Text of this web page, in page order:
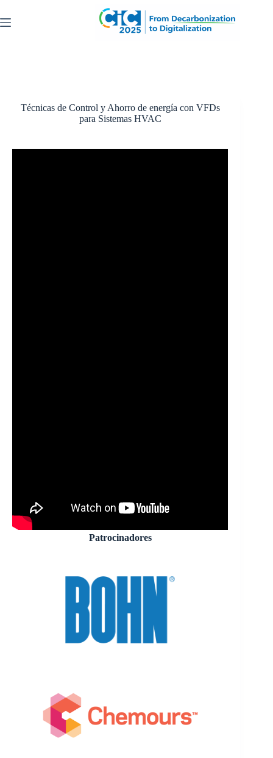
contenido
Técnicas de Control y Ahorro de energía con VFDs
para Sistemas HVAC
Patrocinadores